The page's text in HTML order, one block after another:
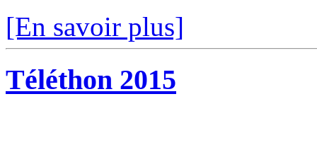
[En savoir plus]
Téléthon 2015